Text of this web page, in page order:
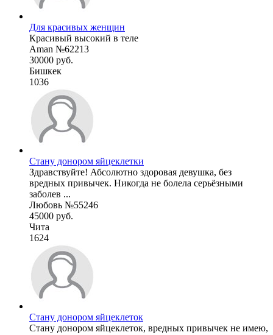
Для красивых женщин
Красивый высокий в теле
Aman №62213
30000 руб.
Бишкек
1036
Стану донором яйцеклетки
Здравствуйте! Абсолютно здоровая девушка, без
вредных привычек. Никогда не болела серьёзными
заболев ...
Любовь №55246
45000 руб.
Чита
1624
Стану донором яйцеклеток
Стану донором яйцеклеток, вредных привычек не имею,